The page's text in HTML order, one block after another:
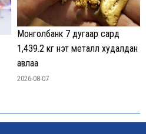
Монголбанк 7 дугаар сард
1,439.2 кг үнэт металл худалдан
авлаа
2026-08-07